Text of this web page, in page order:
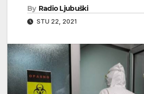
By Radio Ljubuški
STU 22, 2021